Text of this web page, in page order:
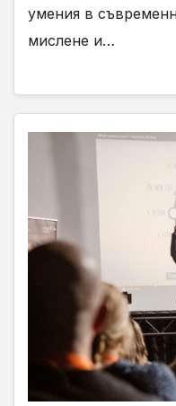
умения в
мислене и…